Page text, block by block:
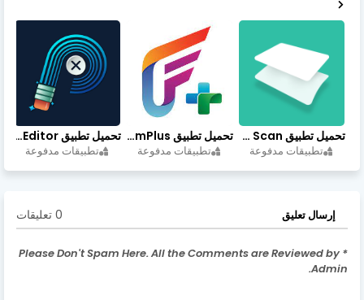
تحميل تطبيق vFlat Scan مهكر آخر إصدار
تطبيقات مدفوعة
تحميل تطبيق FilmPlus أخر إصدار
تطبيقات مدفوعة
تحميل تطبيق Retouch Remove Objects Editor مهكرة اخر إصدار
تطبيقات مدفوعة
إرسال تعليق 0 تعليقات
* Please Don't Spam Here. All the Comments are Reviewed by
Admin.